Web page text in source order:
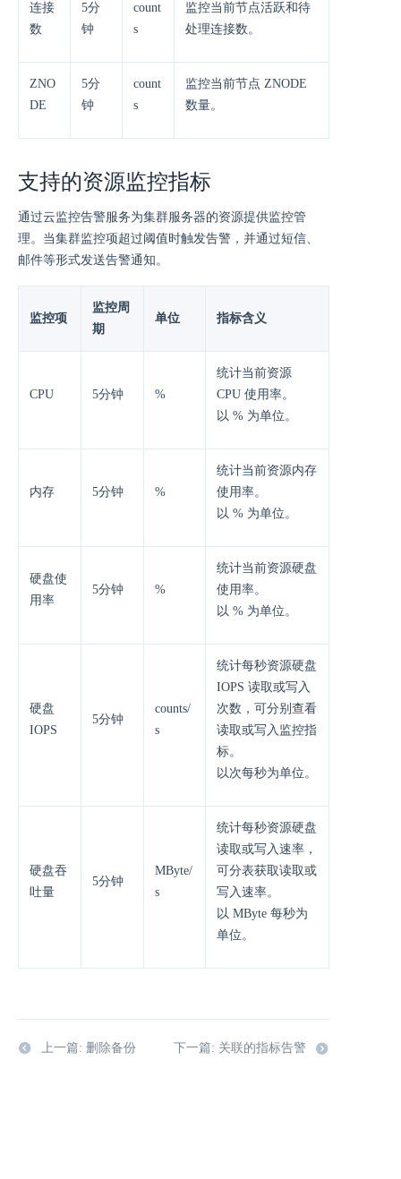
连接
数
5分
钟
count
s
监控当前节点活跃和待
处理连接数。
ZNO
DE
5分
钟
count
s
监控当前节点 ZNODE
数量。
支持的资源监控指标
通过云监控告警服务为集群服务器的资源提供监控管
理。当集群监控项超过阈值时触发告警，并通过短信、
邮件等形式发送告警通知。
监控项
监控周
期
单位 指标含义
CPU 5分钟 %
统计当前资源
CPU 使用率。
以 % 为单位。
内存 5分钟 %
统计当前资源内存
使用率。
以 % 为单位。
硬盘使
用率
5分钟 %
统计当前资源硬盘
使用率。
以 % 为单位。
硬盘
IOPS
5分钟
counts/
s
统计每秒资源硬盘
IOPS 读取或写入
次数，可分别查看
读取或写入监控指
标。
以次每秒为单位。
硬盘吞
吐量
5分钟
MByte/
s
统计每秒资源硬盘
读取或写入速率，
可分表获取读取或
写入速率。
以 MByte 每秒为
单位。
上一篇: 删除备份 下一篇: 关联的指标告警